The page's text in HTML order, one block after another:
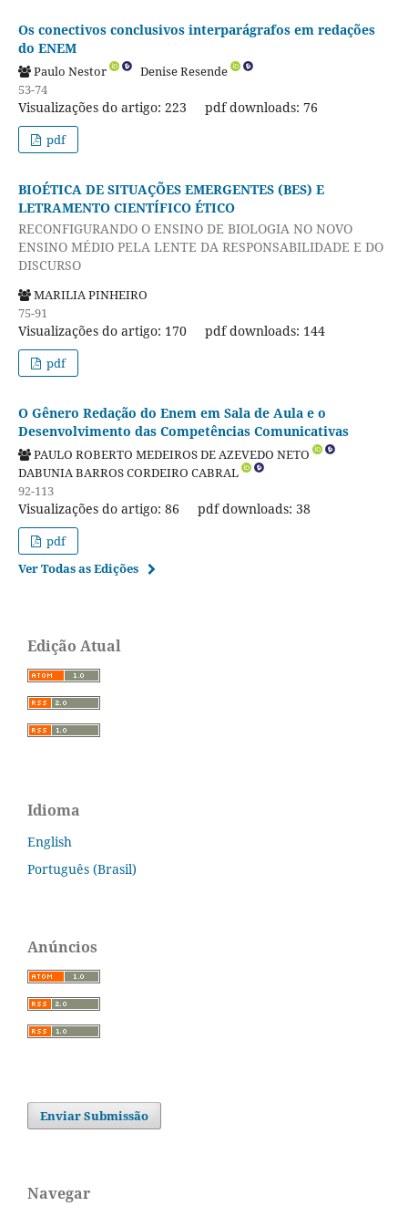
Os conectivos conclusivos interparágrafos em redações
do ENEM
Paulo Nestor
Denise Resende
53-74
Visualizações do artigo: 223 pdf downloads: 76
pdf
BIOÉTICA DE SITUAÇÕES EMERGENTES (BES) E
LETRAMENTO CIENTÍFICO ÉTICO
RECONFIGURANDO O ENSINO DE BIOLOGIA NO NOVO
ENSINO MÉDIO PELA LENTE DA RESPONSABILIDADE E DO
DISCURSO
MARILIA PINHEIRO
75-91
Visualizações do artigo: 170 pdf downloads: 144
pdf
O Gênero Redação do Enem em Sala de Aula e o
Desenvolvimento das Competências Comunicativas
PAULO ROBERTO MEDEIROS DE AZEVEDO NETO
DABUNIA BARROS CORDEIRO CABRAL
92-113
Visualizações do artigo: 86 pdf downloads: 38
pdf
Ver Todas as Edições
Edição Atual
Idioma
English
Português (Brasil)
Anúncios
Enviar Submissão
Navegar